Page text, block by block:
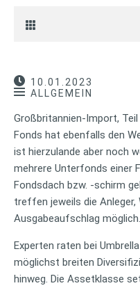
10.01.2023
ALLGEMEIN
Großbritannien-Import,
Fonds hat ebenfalls den
ist hierzulande aber noch
mehrere Unterfonds einer
Fondsdach bzw. -schirm
treffen jeweils die Anleger,
Ausgabeaufschlag möglich.
Experten raten bei
möglichst breiten
hinweg. Die Assetklasse